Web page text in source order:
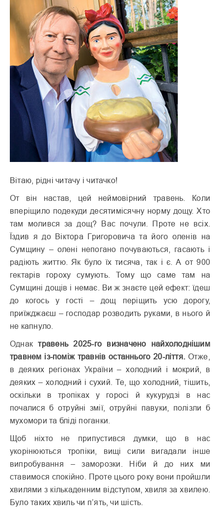
Вітаю, рідні читачу і читачко!
От він настав, цей неймовірний травень. Коли
вперіщило подекуди десятимісячну норму дощу. Хто
там молився за дощ? Вас почули. Проте не всіх.
Їздив я до Вік­тора Григоровича та його оленів на
Сумщину – олені непогано почуваються, гасають і
радіють життю. Як було їх тисяча, так і є. А от 900
гектарів гороху сумують. Тому що саме там на
Сумщині дощів і немає. Ви ж знаєте цей ефект: їдеш
до когось у гості – дощ періщить усю дорогу,
приїжджаєш – господар розводить руками, в нього й
не капнуло.
Однактравень 2025-го визначено найхолоднішим
травнем із-поміж травнів останнього 20-ліття. Отже,
в деяких регіонах України – холодний і мокрий, в
деяких – холодний і сухий. Те, що холодний, тішить,
оскільки в тропіках у горосі й кукурудзі в нас
почалися б отруйні змії, отруйні павуки, полізли б
мухомори та бліді поганки.
Щоб ніхто не припустився думки, що в нас
укорінюються тропіки, вищі сили вигадали інше
випробування – заморозки. Ніби й до них ми
ставимося спокійно. Проте цього року вони пройшли
хвилями з кількаденним відступом, хвиля за хвилею.
Було таких хвиль чи п’ять, чи шість.